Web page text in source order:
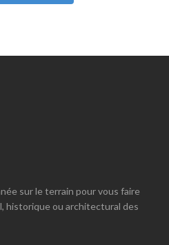
sur le terrain pour vous faire
historique ou architectural des